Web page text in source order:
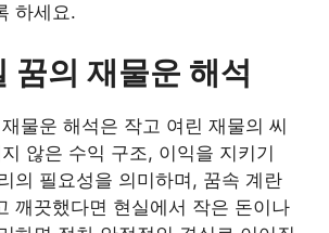
하세요.
꿈의 재물운 해석
물운 해석은 작고 여린 재물의 씨
않은 수익 구조, 이익을 지키기
의 필요성을 의미하며, 꿈속 계란
깨끗했다면 현실에서 작은 돈이나